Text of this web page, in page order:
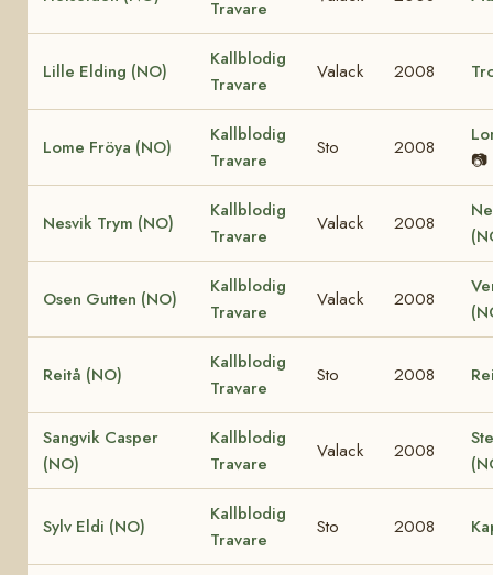
Travare
Lille Elding (NO)
Kallblodig
Travare
Valack 2008
Lome Fröya (NO)
Kallblodig
Travare
Sto 2008
📷
Nesvik Trym (NO)
Kallblodig
Travare
Valack 2008
Osen Gutten (NO)
Kallblodig
Travare
Valack 2008
Reitå (NO)
Kallblodig
Travare
Sto 2008
Sangvik Casper
(NO)
Kallblodig
Travare
Valack 2008
Sylv Eldi (NO)
Kallblodig
Travare
Sto 2008